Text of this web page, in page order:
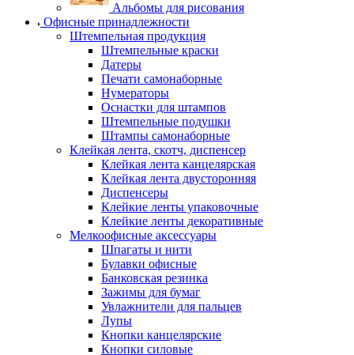
Альбомы для рисования
Офисные принадлежности
Штемпельная продукция
Штемпельные краски
Датеры
Печати самонаборные
Нумераторы
Оснастки для штампов
Штемпельные подушки
Штампы самонаборные
Клейкая лента, скотч, диспенсер
Клейкая лента канцелярская
Клейкая лента двусторонняя
Диспенсеры
Клейкие ленты упаковочные
Клейкие ленты декоративные
Мелкоофисные аксессуары
Шпагаты и нити
Булавки офисные
Банковская резинка
Зажимы для бумаг
Увлажнители для пальцев
Лупы
Кнопки канцелярские
Кнопки силовые